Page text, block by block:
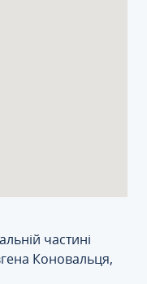
частині
Коновальця,